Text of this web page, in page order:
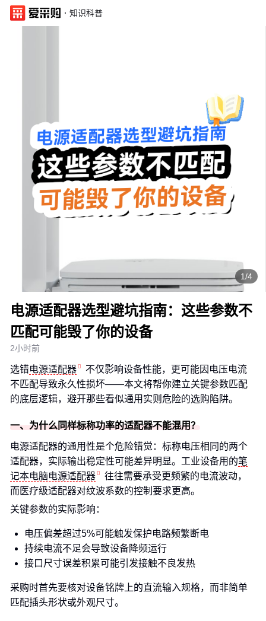
· 知识科普
1/4
电源适配器选型避坑指南：这些参数不
匹配可能毁了你的设备
2小时前
选错电源适配器
不仅影响设备性能，更可能因电压电流
不匹配导致永久性损坏——本文将帮你建立关键参数匹配
的底层逻辑，避开那些看似通用实则危险的选购陷阱。
一、为什么同样标称功率的适配器不能混用？
电源适配器的通用性是个危险错觉：标称电压相同的两个
适配器，实际输出稳定性可能差异明显。工业设备用的笔
记本电脑电源适配器
往往需要承受更频繁的电流波动，
而医疗级适配器对纹波系数的控制要求更高。
关键参数的实际影响：
电压偏差超过5%可能触发保护电路频繁断电
持续电流不足会导致设备降频运行
接口尺寸误差积累可能引发接触不良发热
采购时首先要核对设备铭牌上的直流输入规格，而非简单
匹配插头形状或外观尺寸。